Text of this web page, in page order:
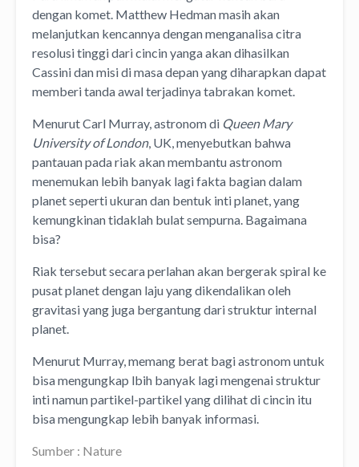
dengan komet. Matthew Hedman masih akan
melanjutkan kencannya dengan menganalisa citra
resolusi tinggi dari cincin yanga akan dihasilkan
Cassini dan misi di masa depan yang diharapkan dapat
memberi tanda awal terjadinya tabrakan komet.
Menurut Carl Murray, astronom di Queen Mary
University of London, UK, menyebutkan bahwa
pantauan pada riak akan membantu astronom
menemukan lebih banyak lagi fakta bagian dalam
planet seperti ukuran dan bentuk inti planet, yang
kemungkinan tidaklah bulat sempurna. Bagaimana
bisa?
Riak tersebut secara perlahan akan bergerak spiral ke
pusat planet dengan laju yang dikendalikan oleh
gravitasi yang juga bergantung dari struktur internal
planet.
Menurut Murray, memang berat bagi astronom untuk
bisa mengungkap lbih banyak lagi mengenai struktur
inti namun partikel-partikel yang dilihat di cincin itu
bisa mengungkap lebih banyak informasi.
Sumber : Nature